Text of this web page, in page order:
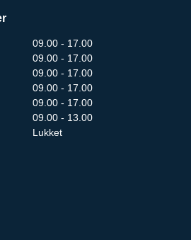
09.00 - 17.00
09.00 - 17.00
09.00 - 17.00
09.00 - 17.00
09.00 - 17.00
09.00 - 13.00
Lukket